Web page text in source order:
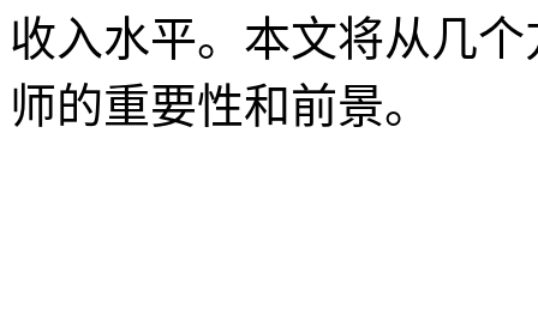
收入水平。本文将从几
师的重要性和前景。